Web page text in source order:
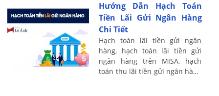
Hướng Dẫn Hạch Toán
Tiền Lãi Gửi Ngân Hàng
Chi Tiết
Hạch toán lãi tiền gửi ngân
hàng, hạch toán lãi tiền gửi
ngân hàng trên MISA, hạch
toán thu lãi tiền gửi ngân hàng